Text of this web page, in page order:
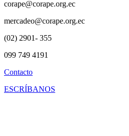
corape@corape.org.ec
mercadeo@corape.org.ec
(02) 2901- 355
099 749 4191
Contacto
ESCRÍBANOS